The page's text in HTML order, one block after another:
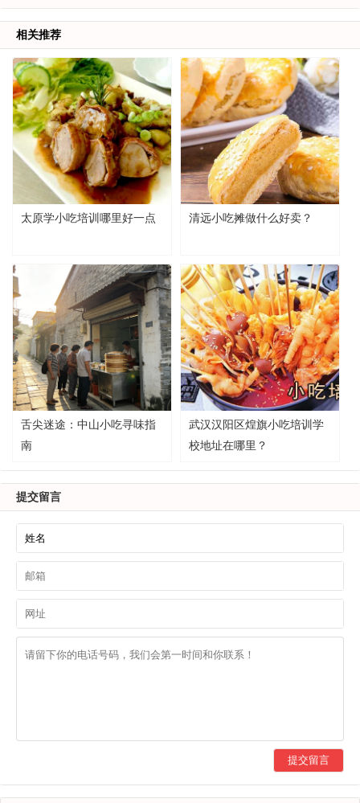
相关推荐
太原学小吃培训哪里好一点 清远小吃摊做什么好卖？
舌尖迷途：中山小吃寻味指
南
武汉汉阳区煌旗小吃培训学
校地址在哪里？
提交留言
提交留言